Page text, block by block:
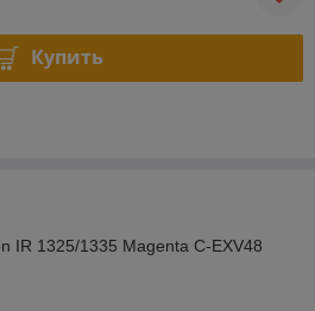
Купить
IR 1325/1335 Magenta C-EXV48